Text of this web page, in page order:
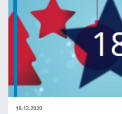
18.12.2020